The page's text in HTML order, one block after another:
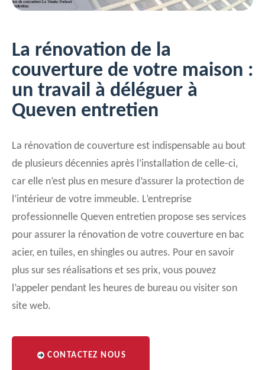
La rénovation de la
couverture de votre maison :
un travail à déléguer à
Queven entretien
La rénovation de couverture est indispensable au bout
de plusieurs décennies après l’installation de celle-ci,
car elle n’est plus en mesure d’assurer la protection de
l’intérieur de votre immeuble. L’entreprise
professionnelle Queven entretien propose ses services
pour assurer la rénovation de votre couverture en bac
acier, en tuiles, en shingles ou autres. Pour en savoir
plus sur ses réalisations et ses prix, vous pouvez
l’appeler pendant les heures de bureau ou visiter son
site web.
CONTACTEZ NOUS